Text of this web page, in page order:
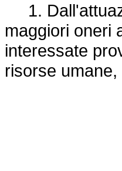
1.
maggiori oneri
interessate
risorse